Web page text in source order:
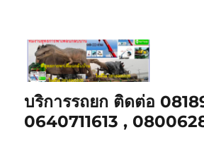
บริการรถยก ติดต่อ
0640711613 ,